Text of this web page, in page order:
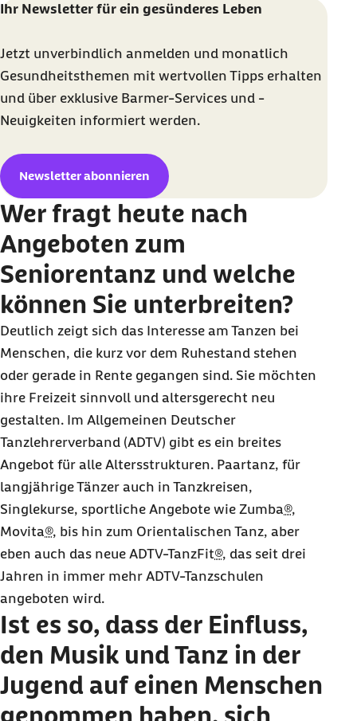
Ihr Newsletter für ein gesünderes Leben
Jetzt unverbindlich anmelden und monatlich
Gesundheitsthemen mit wertvollen Tipps erhalten
und über exklusive Barmer-Services und -
Neuigkeiten informiert werden.
Newsletter abonnieren
Wer fragt heute nach
Angeboten zum
Seniorentanz und welche
können Sie unterbreiten?
Deutlich zeigt sich das Interesse am Tanzen bei
Menschen, die kurz vor dem Ruhestand stehen
oder gerade in Rente gegangen sind. Sie möchten
ihre Freizeit sinnvoll und altersgerecht neu
gestalten. Im Allgemeinen Deutscher
Tanzlehrerverband (ADTV) gibt es ein breites
Angebot für alle Altersstrukturen. Paartanz, für
langjährige Tänzer auch in Tanzkreisen,
Singlekurse, sportliche Angebote wie Zumba®,
Movita®, bis hin zum Orientalischen Tanz, aber
eben auch das neue ADTV-TanzFit®, das seit drei
Jahren in immer mehr ADTV-Tanzschulen
angeboten wird.
Ist es so, dass der Einfluss,
den Musik und Tanz in der
Jugend auf einen Menschen